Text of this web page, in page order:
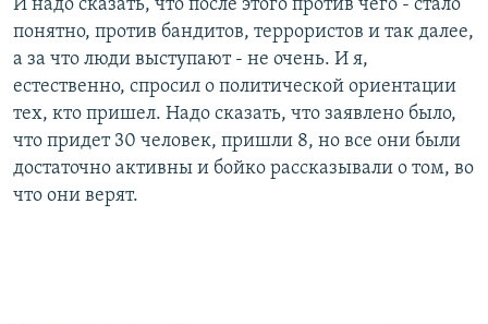
И надо сказать, что после этого против чего - стало
понятно, против бандитов, террористов и так далее,
а за что люди выступают - не очень. И я,
естественно, спросил о политической ориентации
тех, кто пришел. Надо сказать, что заявлено было,
что придет 30 человек, пришли 8, но все они были
достаточно активны и бойко рассказывали о том, во
что они верят.